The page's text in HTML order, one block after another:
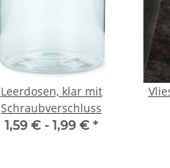
Leerdosen, klar mit
Schraubverschluss
1,59 € - 1,99 € *